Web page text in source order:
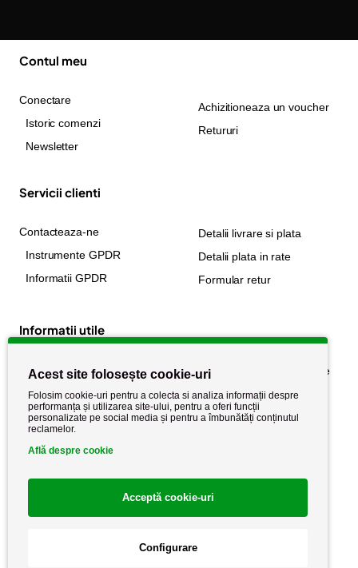
Contul meu
Conectare
Istoric comenzi
Newsletter
Achizitioneaza un voucher
Retururi
Servicii clienti
Contacteaza-ne
Instrumente GPDR
Informatii GPDR
Detalii livrare si plata
Detalii plata in rate
Formular retur
Informatii utile
Despre noi
Stiri si noutati
Politica de cookie
Politica de confidențialitate
Politica de retur
Termeni si conditii
Acest site folosește cookie-uri
Folosim cookie-uri pentru a colecta si analiza informații despre
performanța și utilizarea site-ului, pentru a oferi funcții
personalizate pe social media și pentru a îmbunătăți conținutul
reclamelor.
Află despre cookie
Acceptă cookie-uri
Configurare